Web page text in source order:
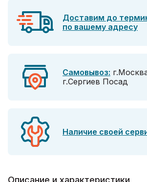
Доставим до
по вашему адресу
Самовывоз:
г.Сергиев Посад
Наличие своей
Описание и характеристики